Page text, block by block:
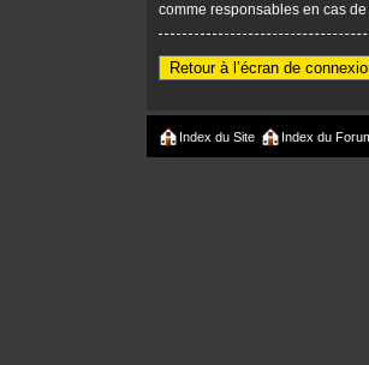
comme responsables en cas
Retour à l’écran de
Index du Site Index du